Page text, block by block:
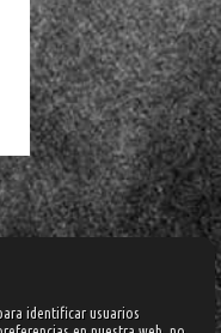
identificar usuarios